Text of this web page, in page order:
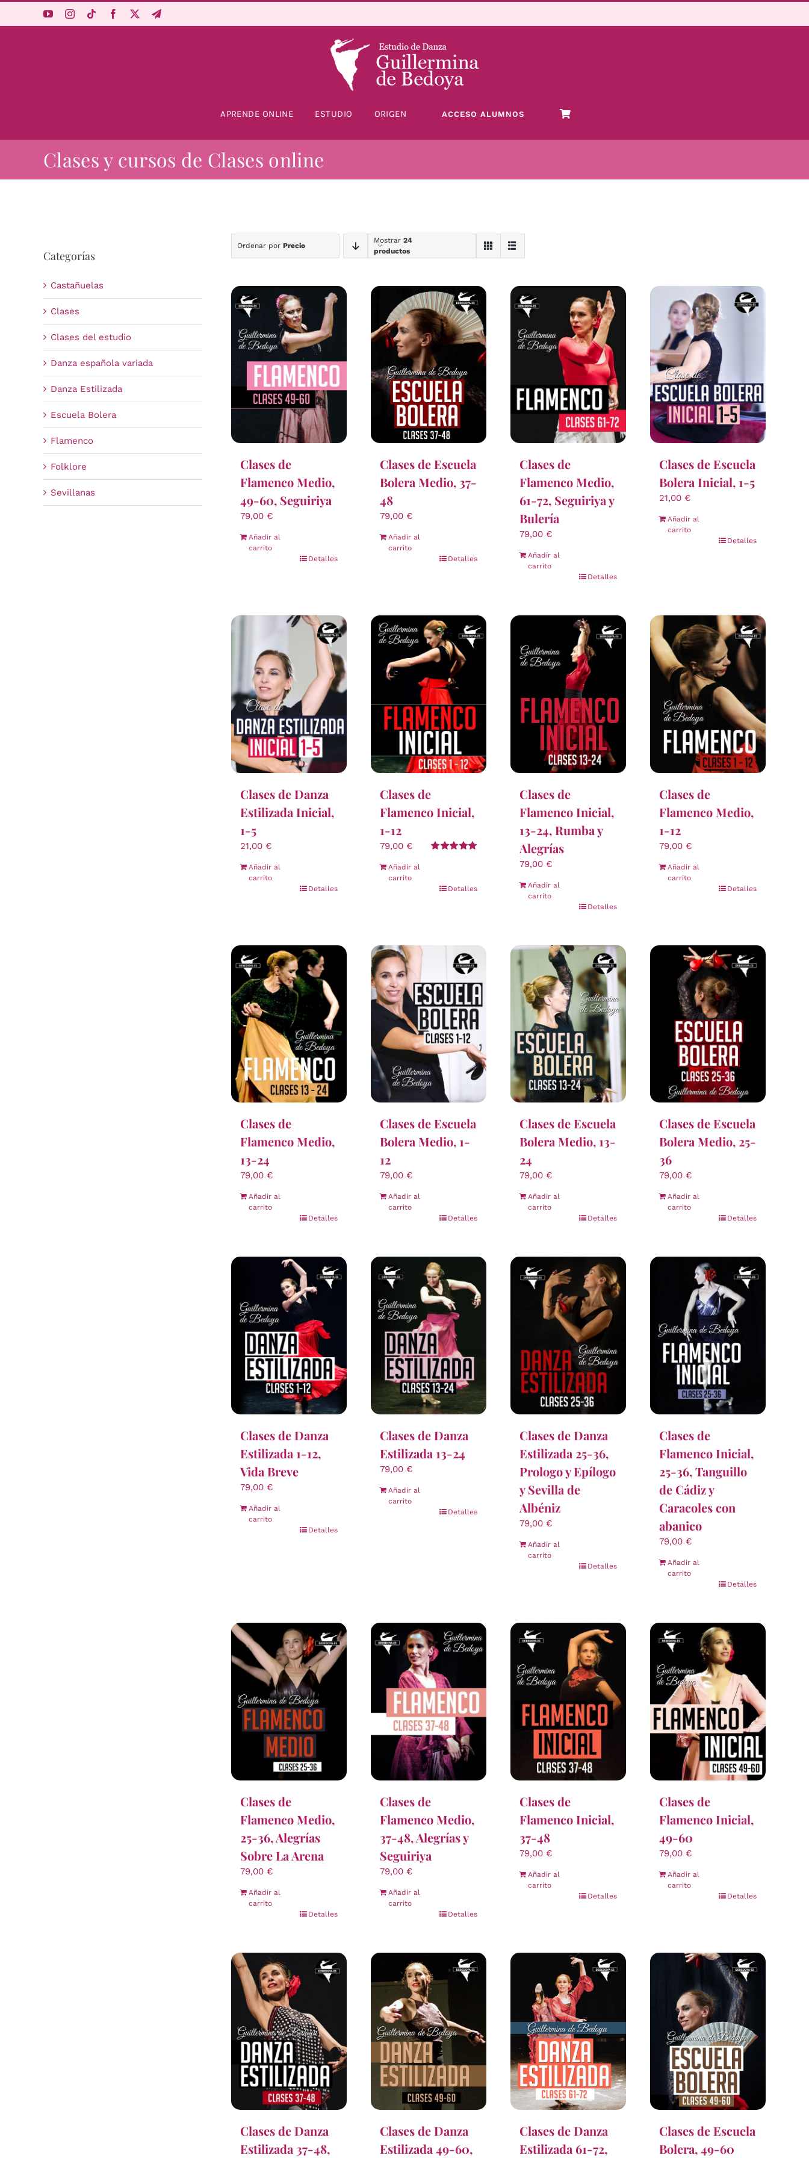
APRENDE ONLINE ESTUDIO ORIGEN ACCESO ALUMNOS
Clases y cursos de Clases online
Categorías
Castañuelas
Clases
Clases del estudio
Danza española variada
Danza Estilizada
Escuela Bolera
Flamenco
Folklore
Sevillanas
Ordenar por Precio
Mostrar 24
productos
Clases de
Flamenco Medio,
49-60, Seguiriya
79,00 €
Añadir al
carrito
Detalles
Clases de Escuela
Bolera Medio, 37-
48
79,00 €
Añadir al
carrito
Detalles
Clases de
Flamenco Medio,
61-72, Seguiriya y
Bulería
79,00 €
Añadir al
carrito
Detalles
Clases de Escuela
Bolera Inicial, 1-5
21,00 €
Añadir al
carrito
Detalles
Clases de Danza
Estilizada Inicial,
1-5
21,00 €
Añadir al
carrito
Detalles
Clases de
Flamenco Inicial,
1-12
79,00 €
Añadir al
carrito
Detalles
Clases de
Flamenco Inicial,
13-24, Rumba y
Alegrías
79,00 €
Añadir al
carrito
Detalles
Clases de
Flamenco Medio,
1-12
79,00 €
Añadir al
carrito
Detalles
Clases de
Flamenco Medio,
13-24
79,00 €
Añadir al
carrito
Detalles
Clases de Escuela
Bolera Medio, 1-
12
79,00 €
Añadir al
carrito
Detalles
Clases de Escuela
Bolera Medio, 13-
24
79,00 €
Añadir al
carrito
Detalles
Clases de Escuela
Bolera Medio, 25-
36
79,00 €
Añadir al
carrito
Detalles
Clases de Danza
Estilizada 1-12,
Vida Breve
79,00 €
Añadir al
carrito
Detalles
Clases de Danza
Estilizada 13-24
79,00 €
Añadir al
carrito
Detalles
Clases de Danza
Estilizada 25-36,
Prologo y Epílogo
y Sevilla de
Albéniz
79,00 €
Añadir al
carrito
Detalles
Clases de
Flamenco Inicial,
25-36, Tanguillo
de Cádiz y
Caracoles con
abanico
79,00 €
Añadir al
carrito
Detalles
Clases de
Flamenco Medio,
25-36, Alegrías
Sobre La Arena
79,00 €
Añadir al
carrito
Detalles
Clases de
Flamenco Medio,
37-48, Alegrías y
Seguiriya
79,00 €
Añadir al
carrito
Detalles
Clases de
Flamenco Inicial,
37-48
79,00 €
Añadir al
carrito
Detalles
Clases de
Flamenco Inicial,
49-60
79,00 €
Añadir al
carrito
Detalles
Clases de Danza
Estilizada 37-48,
Clases de Danza
Estilizada 49-60,
Clases de Danza
Estilizada 61-72,
Clases de Escuela
Bolera, 49-60